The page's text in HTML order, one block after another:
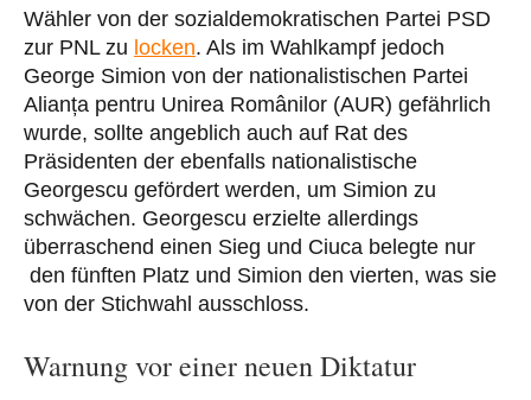
Wähler von der sozialdemokratischen Partei PSD
zur PNL zu locken. Als im Wahlkampf jedoch
George Simion von der nationalistischen Partei
Alianța pentru Unirea Românilor (AUR) gefährlich
wurde, sollte angeblich auch auf Rat des
Präsidenten der ebenfalls nationalistische
Georgescu gefördert werden, um Simion zu
schwächen. Georgescu erzielte allerdings
überraschend einen Sieg und Ciuca belegte nur
den fünften Platz und Simion den vierten, was sie
von der Stichwahl ausschloss.
Warnung vor einer neuen Diktatur